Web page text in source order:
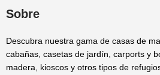
Sobre
Descubra nuestra gama de casas de
cabañas, casetas de jardín, carports y
madera, kioscos y otros tipos de